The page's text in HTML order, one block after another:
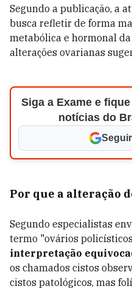
Segundo a publicação, a
busca refletir de forma
metabólica e hormonal
alterações ovarianas
Siga a Exame e
notícias do
Por que a alteração
Segundo especialistas
termo "ovários
interpretação
os chamados cistos
cistos patológicos, mas